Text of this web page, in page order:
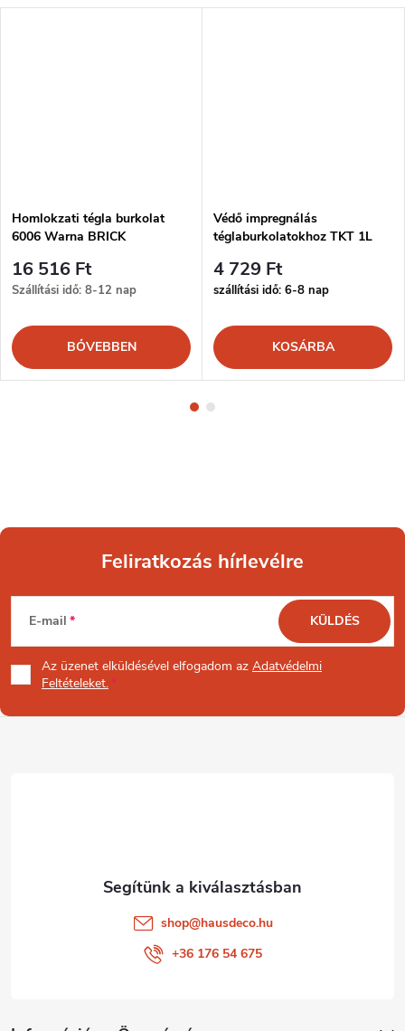
Homlokzati tégla burkolat
6006 Warna BRICK
16 516 Ft
Szállítási idő: 8-12 nap
BŐVEBBEN
Védő impregnálás
téglaburkolatokhoz TKT 1L
4 729 Ft
szállítási idő: 6-8 nap
KOSÁRBA
L
á
b
Feliratkozás hírlevélre
E-mail
Az üzenet elküldésével elfogadom az Adatvédelmi
Feltételeket.
KÜLDÉS
shop@hausdeco.hu
+36 176 54 675